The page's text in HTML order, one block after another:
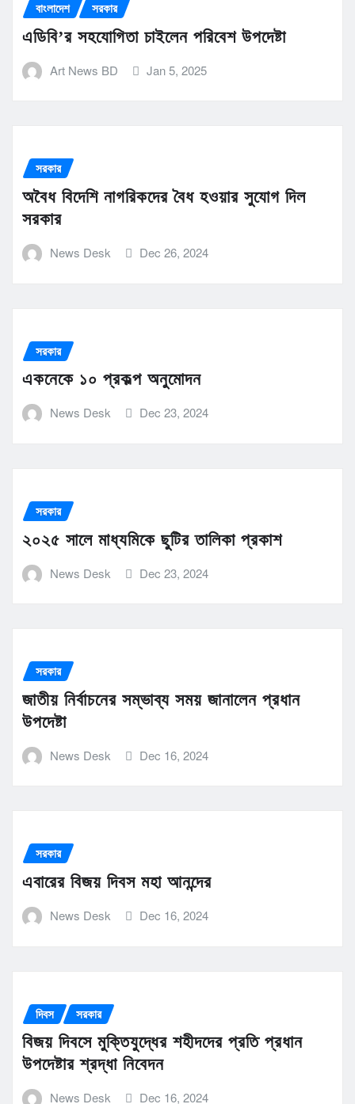
বাংলাদেশ সরকার
এডিবি’র সহযোগিতা চাইলেন পরিবেশ উপদেষ্টা
Art News BD Jan 5, 2025
সরকার
অবৈধ বিদেশি নাগরিকদের বৈধ হওয়ার সুযোগ দিল
সরকার
News Desk Dec 26, 2024
সরকার
একনেকে ১০ প্রকল্প অনুমোদন
News Desk Dec 23, 2024
সরকার
২০২৫ সালে মাধ্যমিকে ছুটির তালিকা প্রকাশ
News Desk Dec 23, 2024
সরকার
জাতীয় নির্বাচনের সম্ভাব্য সময় জানালেন প্রধান
উপদেষ্টা
News Desk Dec 16, 2024
সরকার
এবারের বিজয় দিবস মহা আনন্দের
News Desk Dec 16, 2024
দিবস সরকার
বিজয় দিবসে মুক্তিযুদ্ধের শহীদদের প্রতি প্রধান
উপদেষ্টার শ্রদ্ধা নিবেদন
News Desk Dec 16, 2024